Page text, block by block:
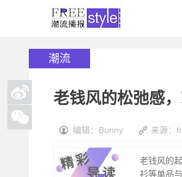
潮流
老钱风的松弛感
编辑：Bunny 来源：
老钱风的
衫等单品与